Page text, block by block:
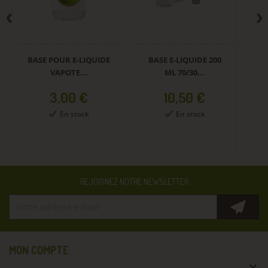
BASE E-LIQUIDE 200
ML 70/30...
Prix
10,50 €
En stock
BASE E-LIQUIDE 200
ML 70/30...
Prix
7,50 €
En stock
REJOIGNEZ NOTRE NEWSLETTER
MON COMPTE